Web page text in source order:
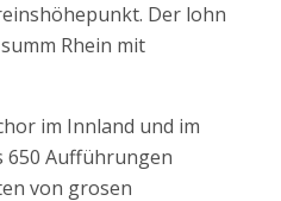
Der lohn
Rhein mit
im Innland und im
650 Aufführungen
von grosen